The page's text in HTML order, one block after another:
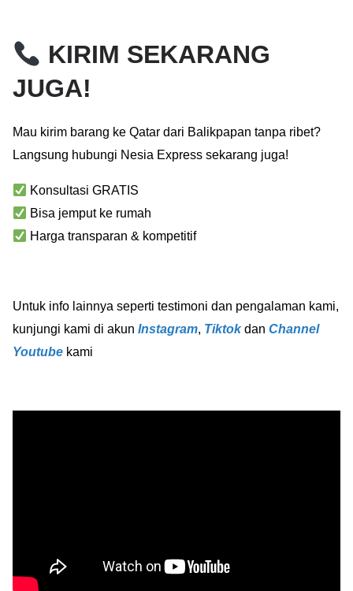
KIRIM SEKARANG
JUGA!
Mau kirim barang ke Qatar dari Balikpapan tanpa ribet?
Langsung hubungi Nesia Express sekarang juga!
Konsultasi GRATIS
Bisa jemput ke rumah
Harga transparan & kompetitif
Untuk info lainnya seperti testimoni dan pengalaman kami,
kunjungi kami di akun Instagram, Tiktokdan Channel
Youtube kami